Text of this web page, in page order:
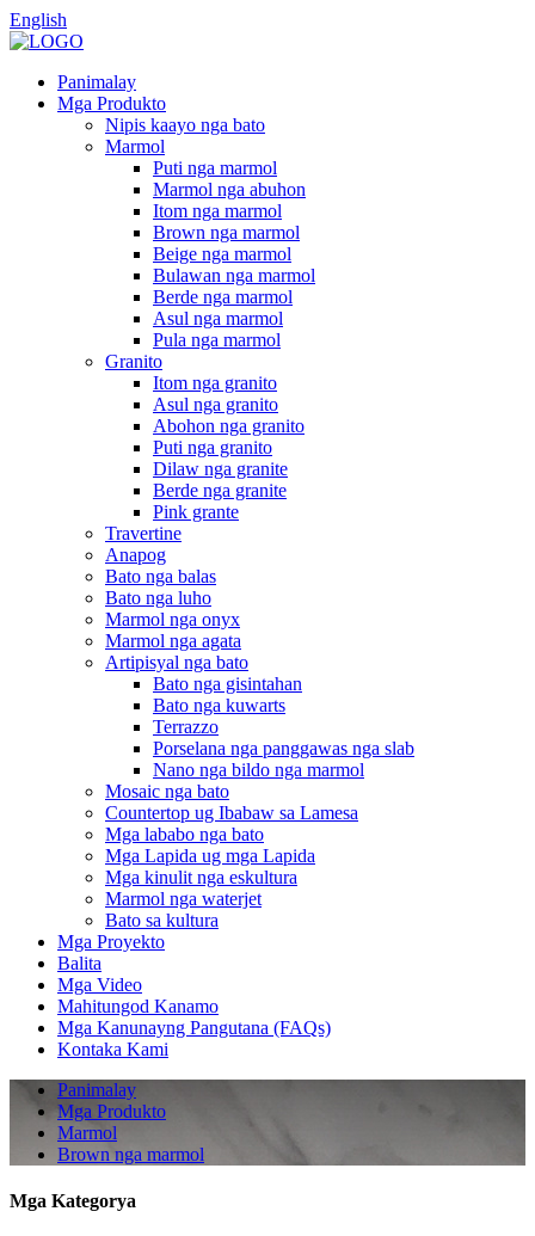
English
Panimalay
Mga Produkto
Nipis kaayo nga bato
Marmol
Puti nga marmol
Marmol nga abuhon
Itom nga marmol
Brown nga marmol
Beige nga marmol
Bulawan nga marmol
Berde nga marmol
Asul nga marmol
Pula nga marmol
Granito
Itom nga granito
Asul nga granito
Abohon nga granito
Puti nga granito
Dilaw nga granite
Berde nga granite
Pink grante
Travertine
Anapog
Bato nga balas
Bato nga luho
Marmol nga onyx
Marmol nga agata
Artipisyal nga bato
Bato nga gisintahan
Bato nga kuwarts
Terrazzo
Porselana nga panggawas nga slab
Nano nga bildo nga marmol
Mosaic nga bato
Countertop ug Ibabaw sa Lamesa
Mga lababo nga bato
Mga Lapida ug mga Lapida
Mga kinulit nga eskultura
Marmol nga waterjet
Bato sa kultura
Mga Proyekto
Balita
Mga Video
Mahitungod Kanamo
Mga Kanunayng Pangutana (FAQs)
Kontaka Kami
Panimalay
Mga Produkto
Marmol
Brown nga marmol
Mga Kategorya